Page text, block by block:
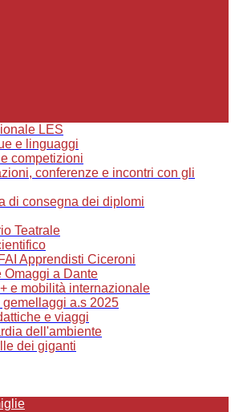
LES
e linguaggi
competizioni
conferenze e incontri con gli
di consegna dei diplomi
Teatrale
Apprendisti Ciceroni
Omaggi a Dante
e mobilità internazionale
gemellaggi a.s 2025
e viaggi
dell'ambiente
dei giganti